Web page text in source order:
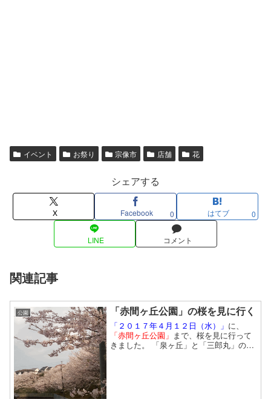
イベント お祭り 宗像市 店舗 花
シェアする
X Facebook 0 はてブ 0
LINE コメント
関連記事
公園 「赤間ヶ丘公園」の桜を見に行く
「２０１７年４月１２日（水）」 に、
「赤間ヶ丘公園」 まで、桜を見に行って
きました。 「泉ヶ丘」と「三郎丸」の間